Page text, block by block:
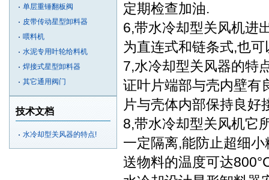
单层重锤翻板阀
皮带传动星型卸料器
喂料机
水泥专用叶轮给料机
焊接式星型卸料器
其它通用阀门
技术文档
水冷却型关风器的特点!
定期检查加油.
6,带水冷却型关风机进
为直连式和链条式,也
7,水冷却型关风器的特
证叶片端部与壳内壁有
片与壳体内部保持良好
8,带水冷却型关风机它
一定隔离,能防止超细
送物料的温度可达